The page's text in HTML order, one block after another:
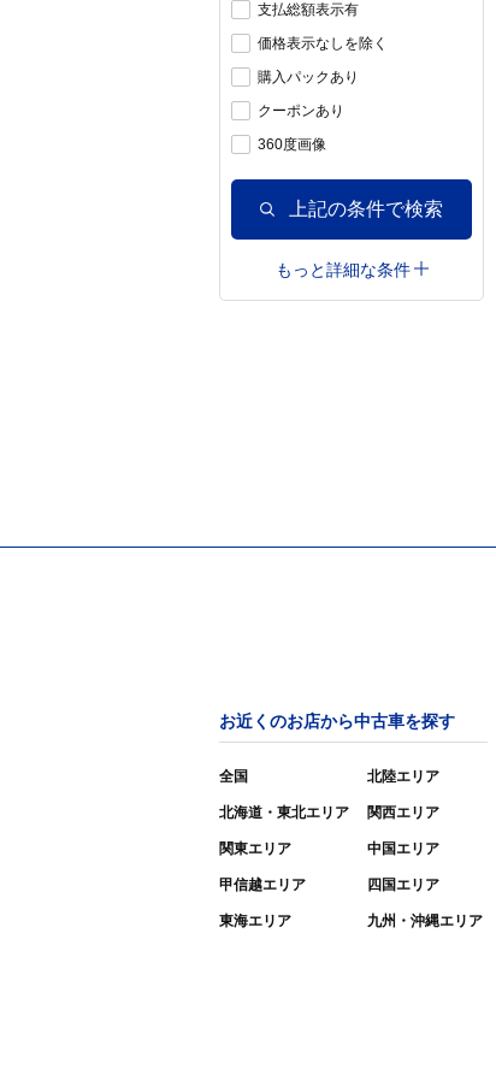
支払総額表示有
価格表示なしを除く
購入パックあり
クーポンあり
360度画像
上記の条件で検索
もっと詳細な条件
お近くのお店から中古車を探す
全国
北海道・東北エリア
関東エリア
甲信越エリア
東海エリア
北陸エリア
関西エリア
中国エリア
四国エリア
九州・沖縄エリア